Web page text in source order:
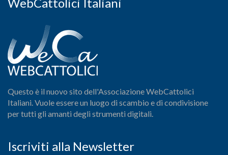
Questo è il nuovo sito dell'Associazione WebCattolici
Italiani. Vuole essere un luogo di scambio e di condivisione
per tutti gli amanti degli strumenti digitali.
Iscriviti alla Newsletter